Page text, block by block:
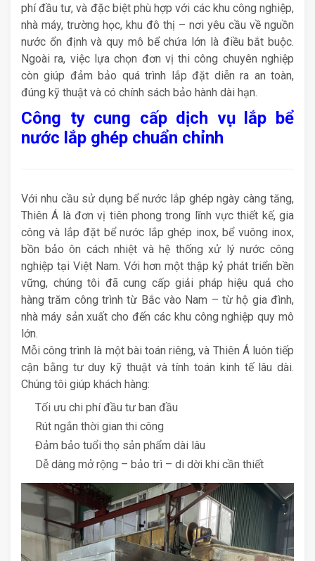
phí đầu tư, và đặc biệt phù hợp với các khu công nghiệp,
nhà máy, trường học, khu đô thị – nơi yêu cầu về nguồn
nước ổn định và quy mô bể chứa lớn là điều bắt buộc.
Ngoài ra, việc lựa chọn đơn vị thi công chuyên nghiệp
còn giúp đảm bảo quá trình lắp đặt diễn ra an toàn,
đúng kỹ thuật và có chính sách bảo hành dài hạn.
Công ty cung cấp dịch vụ lắp bể
nước lắp ghép chuẩn chỉnh
Với nhu cầu sử dụng bể nước lắp ghép ngày càng tăng,
Thiên Á là đơn vị tiên phong trong lĩnh vực thiết kế, gia
công và lắp đặt bể nước lắp ghép inox, bể vuông inox,
bồn bảo ôn cách nhiệt và hệ thống xử lý nước công
nghiệp tại Việt Nam. Với hơn một thập kỷ phát triển bền
vững, chúng tôi đã cung cấp giải pháp hiệu quả cho
hàng trăm công trình từ Bắc vào Nam – từ hộ gia đình,
nhà máy sản xuất cho đến các khu công nghiệp quy mô
lớn.
Mỗi công trình là một bài toán riêng, và Thiên Á luôn tiếp
cận bằng tư duy kỹ thuật và tính toán kinh tế lâu dài.
Chúng tôi giúp khách hàng:
Tối ưu chi phí đầu tư ban đầu
Rút ngắn thời gian thi công
Đảm bảo tuổi thọ sản phẩm dài lâu
Dễ dàng mở rộng – bảo trì – di dời khi cần thiết